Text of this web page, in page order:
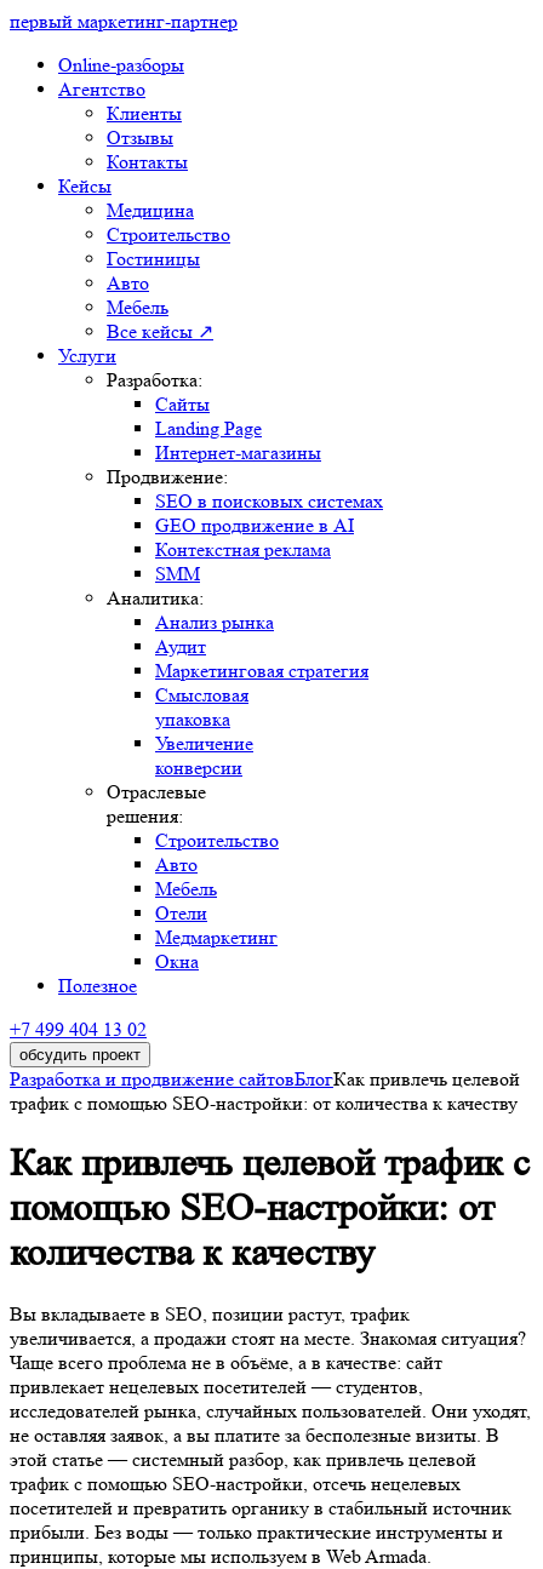
первый маркетинг-партнер
Online-разборы
Агентство
Клиенты
Отзывы
Контакты
Кейсы
Медицина
Строительство
Гостиницы
Авто
Мебель
Все кейсы ↗
Услуги
Разработка:
Сайты
Landing Page
Интернет-магазины
Продвижение:
SEO в поисковых системах
GEO продвижение в AI
Контекстная реклама
SMM
Аналитика:
Анализ рынка
Аудит
Маркетинговая стратегия
Смысловая
упаковка
Увеличение
конверсии
Отраслевые
решения:
Строительство
Авто
Мебель
Отели
Медмаркетинг
Окна
Полезное
+7 499 404 13 02
обсудить проект
Разработка и продвижение сайтовБлогКак привлечь целевой
трафик с помощью SEO-настройки: от количества к качеству
Как привлечь целевой трафик с
помощью SEO-настройки: от
количества к качеству
Вы вкладываете в SEO, позиции растут, трафик
увеличивается, а продажи стоят на месте. Знакомая ситуация?
Чаще всего проблема не в объёме, а в качестве: сайт
привлекает нецелевых посетителей — студентов,
исследователей рынка, случайных пользователей. Они уходят,
не оставляя заявок, а вы платите за бесполезные визиты. В
этой статье — системный разбор, как привлечь целевой
трафик с помощью SEO-настройки, отсечь нецелевых
посетителей и превратить органику в стабильный источник
прибыли. Без воды — только практические инструменты и
принципы, которые мы используем в Web Armada.